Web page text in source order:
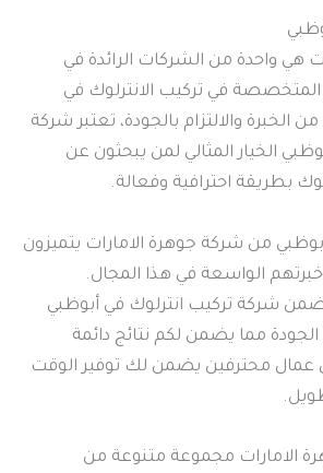
هي واحدة من الشركات الرائدة في
المتخصصة في تركيب الانترلوك في
والالتزام بالجودة، تعتبر شركة
الخيار المثالي لمن يبحثون عن
بطريقة احترافية وفعالة.
من شركة جوهرة الامارات يتميزون
الواسعة في هذا المجال.
شركة تركيب انترلوك في أبوظبي
الجودة مما يضمن لكم نتائج دائمة
عمال محترفين يضمن لك توفير الوقت
الامارات مجموعة متنوعة من